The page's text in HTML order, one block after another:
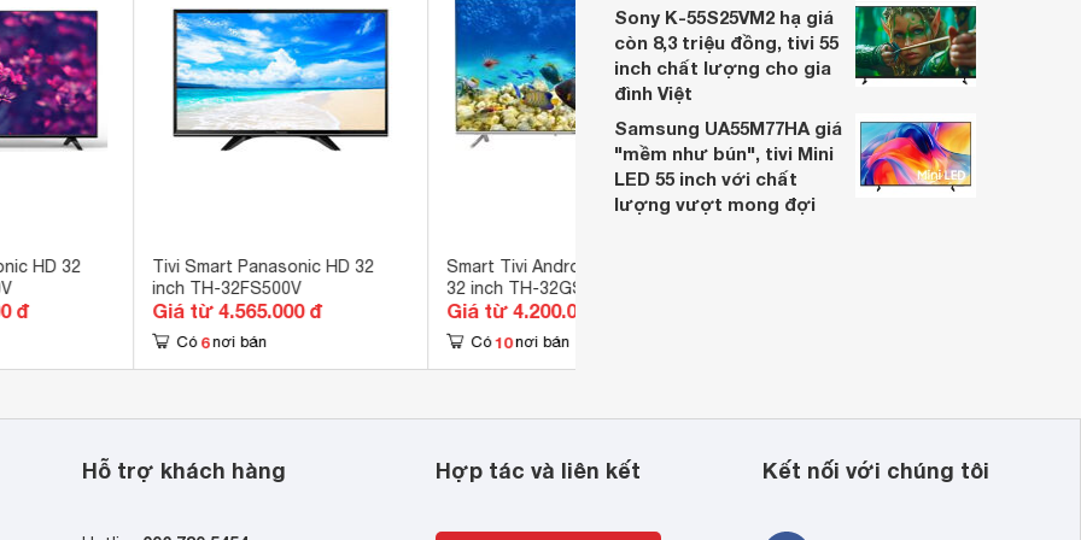
Component
Screen
Netflix, Trình duyệt web, APP Market
T2
dùng được
kết nối (sử dụng tốt nhất trong trình duyệt web )
nền IPS với công nghệ Super Bright, Hexa Chroma Drive
x 47.6 x 17.9 cm
HD 32
đ
Tivi Smart Panasonic HD 32
inch TH-32FS500V
Giá từ 4.565.000 đ
Có 6 nơi bán
Smart Tivi Android Panasonic
32 inch TH-32GS550
Giá từ 4.200.000 đ
Có 10 nơi bán
Sony K-55S25VM2 hạ giá
còn 8,3 triệu đồng, tivi 55
inch chất lượng cho gia
đình Việt
Samsung UA55M77HA giá
"mềm như bún", tivi Mini
LED 55 inch với chất
lượng vượt mong đợi
Hỗ trợ khách hàng Hợp tác và liên kết Kết nối với chúng tôi